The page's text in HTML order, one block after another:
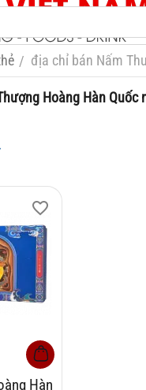
/ địa chỉ bán Nấm
Hoàng Hàn Quốc
Hàn